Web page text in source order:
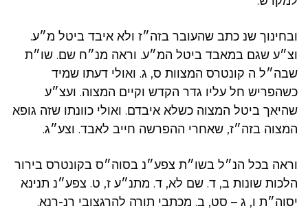
ובחינוך שנ כתב שהעובר בזה״ז ולא איבד ביטל מ״ע.
וצ״ע שגם במאבד ביטל המ״ע. וראה מנ״ח שם. שו״ת
שבה״ל ה קונטרס המצוות ס, ג. ואולי דעתו שמיד
כשהפריש חל עליו גדר הקדש וקיים המצוה. ועצ״ע
שהיאך ביטל המצוה כשלא איבדם. ואולי כוונתו שזה גופא
המצוה בזה״ז, שאחרי ההפרשה חייב לאבד. וצע״ג.
וראה בכל הנ״ל בשו״ת צפע״נ בסוה״ס בקונטרס בירור
הלכות שונות ב, ד. שם לא, ד. מתנ״ע ז, ט. צפע״נ תנינא
יסוה״ת ו, ג – סט, ב. מכתבי תורה להרגצובי רנ-רנא.